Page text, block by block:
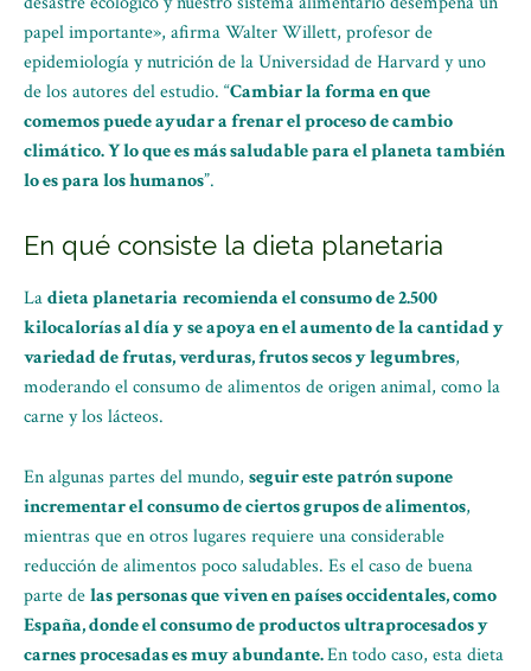
papel importante», afirma Walter Willett, profesor de
epidemiología y nutrición de la Universidad de Harvard y uno
de los autores del estudio. “Cambiar la forma en que
comemos puede ayudar a frenar el proceso de cambio
climático. Y lo que es más saludable para el planeta también
lo es para los humanos”.
En qué consiste la dieta planetaria
Ladieta planetaria recomienda el consumo de 2.500
kilocalorías al día y se apoya en el aumento de la cantidad y
variedad de frutas, verduras, frutos secos y legumbres,
moderando el consumo de alimentos de origen animal, como la
carne y los lácteos.
En algunas partes del mundo, seguir este patrón supone
incrementar el consumo de ciertos grupos de alimentos,
mientras que en otros lugares requiere una considerable
reducción de alimentos poco saludables. Es el caso de buena
parte delas personas que viven en países occidentales, como
España, donde el consumo de productos ultraprocesados y
carnes procesadas es muy abundante.En todo caso, esta dieta